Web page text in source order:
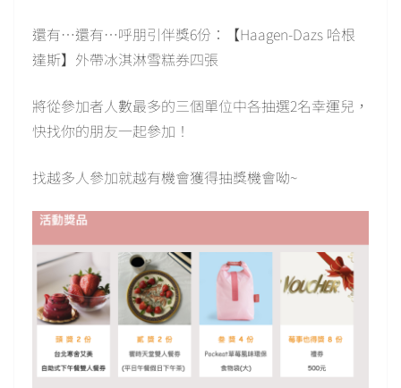
還有…還有…呼朋引伴獎6份：【Haagen-Dazs 哈根
達斯】外帶冰淇淋雪糕券四張
將從參加者人數最多的三個單位中各抽選2名幸運兒，
快找你的朋友一起參加！
找越多人參加就越有機會獲得抽獎機會呦~